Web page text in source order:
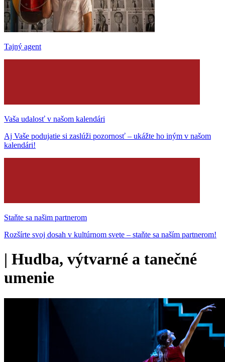
Tajný agent
Vaša udalosť v našom kalendári
Aj Vaše podujatie si zaslúži pozornosť – ukážte ho iným v našom
kalendári!
Staňte sa našim partnerom
Rozšírte svoj dosah v kultúrnom svete – staňte sa naším partnerom!
| Hudba, výtvarné a tanečné
umenie